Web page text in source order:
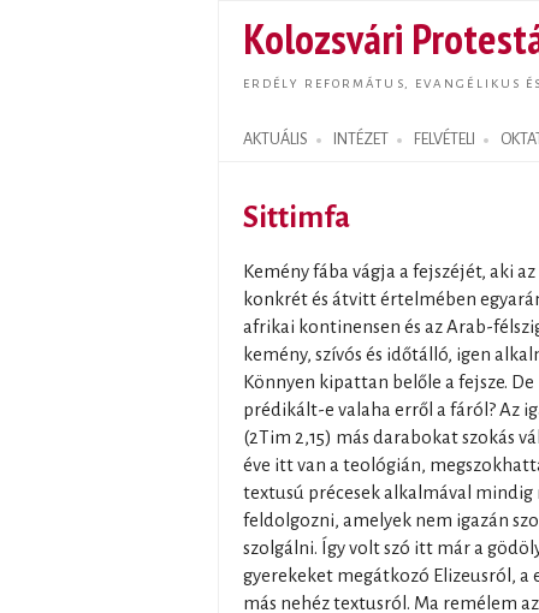
Kolozsvári
ERDÉLY REFORMÁTUS, EVANGÉLIKUS
AKTUÁLIS INTÉZET FELVÉTELI
Search form
Sittimfa
Kemény fába vágja a fejszéjét, aki
konkrét és átvitt értelmében
afrikai kontinensen és az Arab-
kemény, szívós és időtálló, igen
Könnyen kipattan belőle a fejsze.
prédikált-e valaha erről a fáról? Az
(2Tim 2,15) más darabokat szokás
éve itt van a teológián,
textusú précesek alkalmával
feldolgozni, amelyek nem igazán
szolgálni. Így volt szó itt már a
gyerekeket megátkozó Elizeusról,
más nehéz textusról. Ma remélem